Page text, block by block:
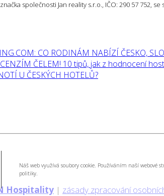
Náš web využívá soubory cookie. Používáním naší webové
politiky.
společnosti Jan reality s.r.o., IČO: 290 57 752,
CO RODINÁM NABÍZÍ ČESKO,
ČELEM! 10 tipů, jak z hodnocení
U ČESKÝCH HOTELŮ?
Hospitality | zásady zpracování